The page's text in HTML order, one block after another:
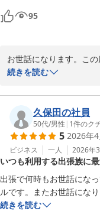
95
お世話になります。こ
いただきまして誠にあ
新桐生ビジネスホテル
2026-04-21
続きを読む
久保田の社員
50代/男性 | 1件のク
5 2026年
ビジネス 一人 2026年
いつも利用する出張族に
出張で何時もお世話にな
続きを読む